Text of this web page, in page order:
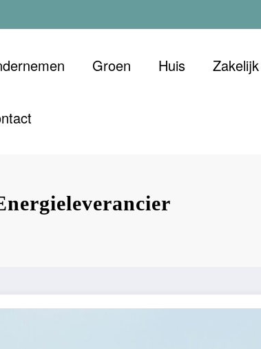
Duurzaam
Groen Huis Zakelijk